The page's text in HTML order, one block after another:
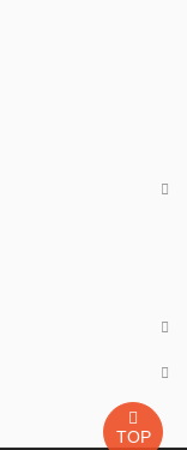
TOP